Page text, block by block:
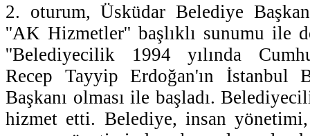
2. oturum, Üsküdar Belediye
''AK Hizmetler'' başlıklı sunumu ile
''Belediyecilik 1994 yılında
Recep Tayyip Erdoğan'ın İstanbul
Başkanı olması ile başladı.
hizmet etti. Belediye, insan